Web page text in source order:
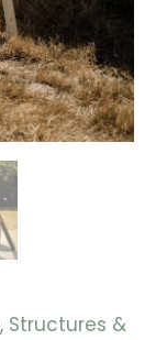
, Structures &